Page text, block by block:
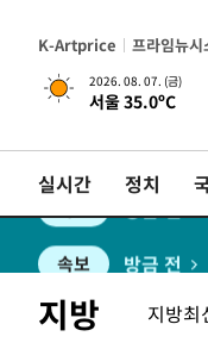
K-Artprice 프라임뉴시
2026. 08. 07. (금)
서울 35.0ºC
실시간 정치
속보 방금 전
속보 방금 전
속보
속보 방금 전
지방 지방최